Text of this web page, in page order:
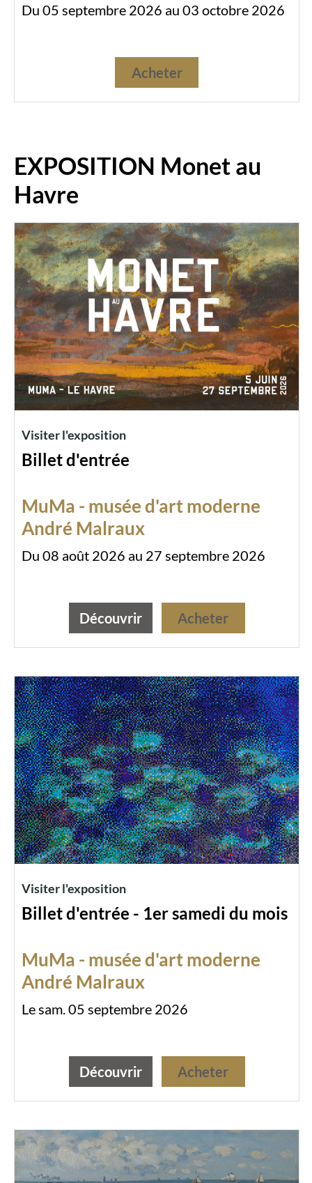
Du 05 septembre 2026 au 03 octobre 2026
Acheter
EXPOSITION Monet au
Havre
Visiter l'exposition
Billet d'entrée
MuMa - musée d'art moderne
André Malraux
Du 08 août 2026 au 27 septembre 2026
Découvrir Acheter
Visiter l'exposition
Billet d'entrée - 1er samedi du mois
MuMa - musée d'art moderne
André Malraux
Le sam. 05 septembre 2026
Découvrir Acheter